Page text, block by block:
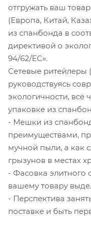
отгружать ваш
(Европа, Китай,
из спанбонда в
директивой о
94/62/EC».
Сетевые ритейлеры
руководствуясь
экологичности, всё
упаковке из
- Мешки из
преимуществами,
мучной пыли, а как
грызунов в местах
- Фасовка элитного
вашему товару
- Перспектива
поставке и быть